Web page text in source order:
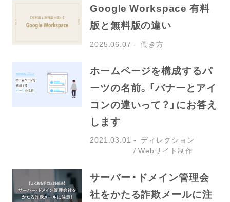
Google Workspace 有料
版と無料版の違い
2025.06.07 働き方
ホームページを構成するパ
ーツの名前。「バナーとアイ
コンの違いって？」にお答え
します
2021.03.01
ディレクション
Webサイト制作
サーバー・ドメイン管理会
社をかたる詐欺メールに注